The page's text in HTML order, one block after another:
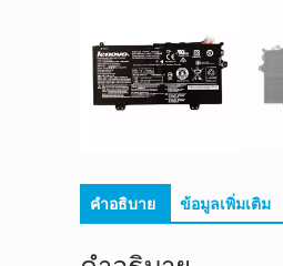
คำอธิบาย ข้อมูลเพิ่มเติม